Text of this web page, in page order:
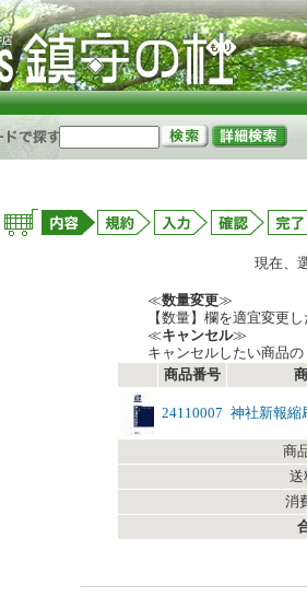
現在、
≪数量変更≫
【数量】欄を適宜変更
≪キャンセル≫
キャンセルしたい商品
商品番号
24110007 神社新報
商
送
消